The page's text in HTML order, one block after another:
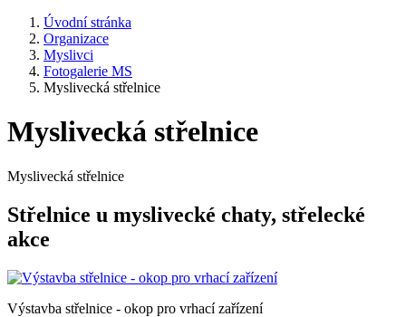
Úvodní stránka
Organizace
Myslivci
Fotogalerie MS
Myslivecká střelnice
Myslivecká střelnice
Myslivecká střelnice
Střelnice u myslivecké chaty, střelecké
akce
Výstavba střelnice - okop pro vrhací zařízení